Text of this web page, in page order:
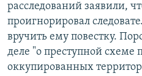
расследований заявили,
проигнорировал
вручить ему повестку.
деле "о преступной схеме
оккупированных